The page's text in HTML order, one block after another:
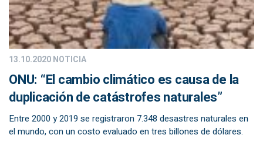
13.10.2020NOTICIA
ONU: “El cambio climático es causa de la
duplicación de catástrofes naturales”
Entre 2000 y 2019 se registraron 7.348 desastres naturales en
el mundo, con un costo evaluado en tres billones de dólares.